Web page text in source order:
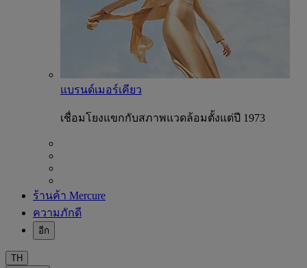
แบรนด์เมอร์เคียว
เชื่อมโยงแขกกับสภาพแวดล้อมตั้งแต่ปี 1973
ร้านค้า Mercure
ความภักดี
อีก
TH